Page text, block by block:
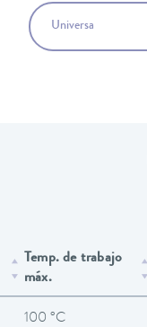
Universa
Temp. de trabajo
máx.
100 °C